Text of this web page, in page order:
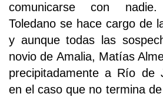
comunicarse con
Toledano se hace cargo de
y aunque todas las
novio de Amalia, Matías
precipitadamente a Río de
en el caso que no termina